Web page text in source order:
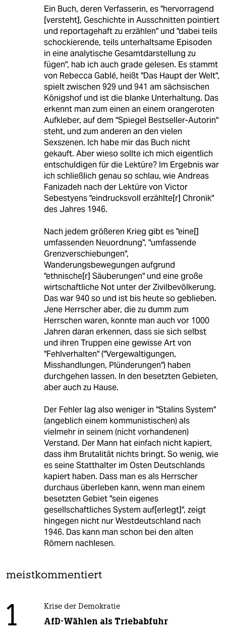
Ein Buch, deren Verfasserin, es "hervorragend
[versteht], Geschichte in Ausschnitten pointiert
und reportagehaft zu erzählen" und "dabei teils
schockierende, teils unterhaltsame Episoden
in eine analytische Gesamtdarstellung zu
fügen", hab ich auch grade gelesen. Es stammt
von Rebecca Gablé, heißt "Das Haupt der Welt",
spielt zwischen 929 und 941 am sächsischen
Königshof und ist die blanke Unterhaltung. Das
erkennt man zum einen an einem orangeroten
Aufkleber, auf dem "Spiegel Bestseller-Autorin"
steht, und zum anderen an den vielen
Sexszenen. Ich habe mir das Buch nicht
gekauft. Aber wieso sollte ich mich eigentlich
entschuldigen für die Lektüre? Im Ergebnis war
ich schließlich genau so schlau, wie Andreas
Fanizadeh nach der Lektüre von Victor
Sebestyens "eindrucksvoll erzählte[r] Chronik"
des Jahres 1946.
Nach jedem größeren Krieg gibt es "eine[]
umfassenden Neuordnung", "umfassende
Grenzverschiebungen",
Wanderungsbewegungen aufgrund
"ethnische[r] Säuberungen" und eine große
wirtschaftliche Not unter der Zivilbevölkerung.
Das war 940 so und ist bis heute so geblieben.
Jene Herrscher aber, die zu dumm zum
Herrschen waren, konnte man auch vor 1000
Jahren daran erkennen, dass sie sich selbst
und ihren Truppen eine gewisse Art von
"Fehlverhalten" ("Vergewaltigungen,
Misshandlungen, Plünderungen") haben
durchgehen lassen. In den besetzten Gebieten,
aber auch zu Hause.
Der Fehler lag also weniger in "Stalins System"
(angeblich einem kommunistischen) als
vielmehr in seinem (nicht vorhandenen)
Verstand. Der Mann hat einfach nicht kapiert,
dass ihm Brutalität nichts bringt. So wenig, wie
es seine Statthalter im Osten Deutschlands
kapiert haben. Dass man es als Herrscher
durchaus überleben kann, wenn man einem
besetzten Gebiet "sein eigenes
gesellschaftliches System auf[erlegt]", zeigt
hingegen nicht nur Westdeutschland nach
1946. Das kann man schon bei den alten
Römern nachlesen.
meistkommentiert
1 Krise der Demokratie
AfD-Wählen als Triebabfuhr